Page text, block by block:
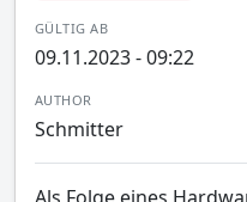
GÜLTIG AB
09.11.2023 - 09:22
AUTHOR
Schmitter